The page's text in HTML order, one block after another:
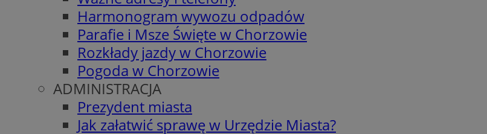
Harmonogram wywozu odpadów
Parafie i Msze Święte w Chorzowie
Rozkłady jazdy w Chorzowie
Pogoda w Chorzowie
ADMINISTRACJA
Prezydent miasta
Jak załatwić sprawę w Urzędzie Miasta?